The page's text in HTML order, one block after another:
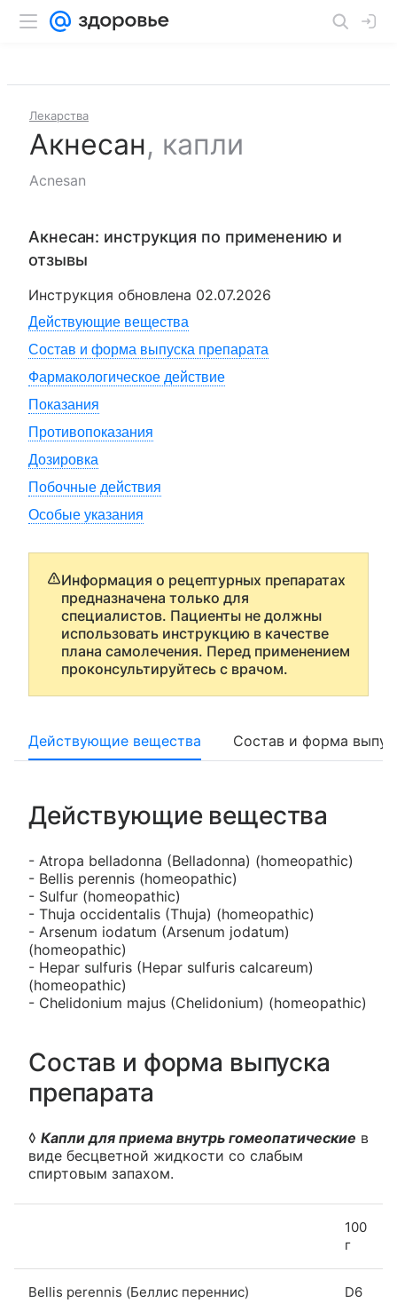
Лекарства
Акнесан, капли
Acnesan
Акнесан: инструкция по применению и
отзывы
Инструкция обновлена 02.07.2026
Действующие вещества
Состав и форма выпуска препарата
Фармакологическое действие
Показания
Противопоказания
Дозировка
Побочные действия
Особые указания
Информация о рецептурных препаратах
предназначена только для
специалистов. Пациенты не должны
использовать инструкцию в качестве
плана самолечения. Перед применением
проконсультируйтесь с врачом.
Действующие вещества Состав и форма
Действующие вещества
- Atropa belladonna (Belladonna) (homeopathic)
- Bellis perennis (homeopathic)
- Sulfur (homeopathic)
- Thuja oссidentalis (Thuja) (homeopathic)
- Arsenum iodatum (Arsenum jodatum)
(homeopathic)
- Hepar sulfuris (Hepar sulfuris calcareum)
(homeopathic)
- Chelidonium majus (Chelidonium) (homeopathic)
Состав и форма выпуска
препарата
◊ Капли для приема внутрь гомеопатические в
виде бесцветной жидкости со слабым
спиртовым запахом.
100
г
Bellis perennis (Беллис переннис) D6